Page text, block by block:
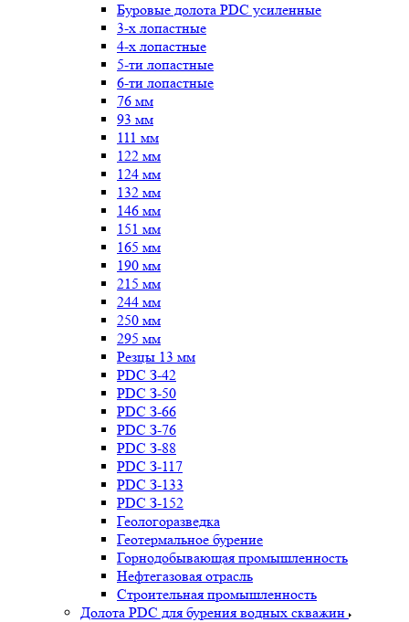
Буровые долота PDC усиленные
3-х лопастные
4-х лопастные
5-ти лопастные
6-ти лопастные
76 мм
93 мм
111 мм
122 мм
124 мм
132 мм
146 мм
151 мм
165 мм
190 мм
215 мм
244 мм
250 мм
295 мм
Резцы 13 мм
PDC З-42
PDC З-50
PDC З-66
PDC З-76
PDC З-88
PDC З-117
PDC З-133
PDC З-152
Геологоразведка
Геотермальное бурение
Горнодобывающая промышленность
Нефтегазовая отрасль
Строительная промышленность
Долота PDC для бурения водных скважин